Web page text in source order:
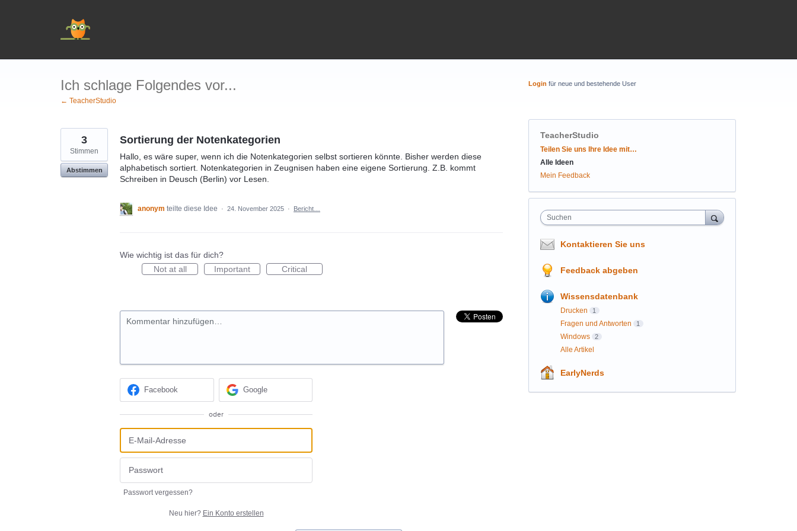
Ich schlage Folgendes vor...
← TeacherStudio
Sortierung der Notenkategorien
Hallo, es wäre super, wenn ich die Notenkategorien selbst sortieren könnte. Bisher werden diese
alphabetisch sortiert. Notenkategorien in Zeugnisen haben eine eigene Sortierung. Z.B. kommt
Schreiben in Deusch (Berlin) vor Lesen.
3
Stimmen
Abstimmen
anonym teilte diese Idee · 24. November 2025 · Bericht…
Wie wichtig ist das für dich?
Not at all
Important Critical
Kommentar hinzufügen…
Facebook Google
oder
Passwort vergessen?
Neu hier? Ein Konto erstellen
Login für neue und bestehende User
TeacherStudio
Kategorien
Teilen Sie uns Ihre Idee mit…
Alle Ideen
Mein Feedback
Suchen
Kontaktieren Sie uns
Feedback abgeben
Wissensdatenbank
Drucken 1
Fragen und Antworten 1
Windows 2
Alle Artikel
EarlyNerds